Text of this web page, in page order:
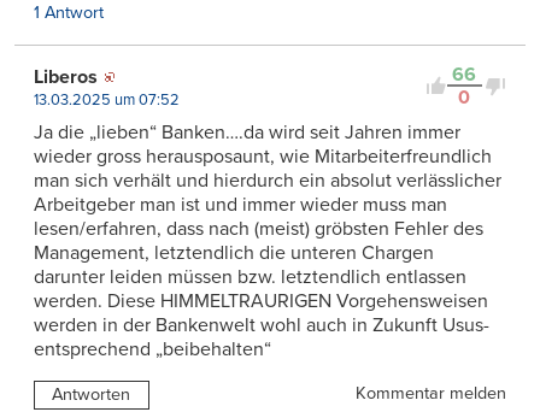
1 Antwort
66
0
Liberos
13.03.2025 um 07:52
Ja die „lieben“ Banken….da wird seit Jahren immer
wieder gross herausposaunt, wie Mitarbeiterfreundlich
man sich verhält und hierdurch ein absolut verlässlicher
Arbeitgeber man ist und immer wieder muss man
lesen/erfahren, dass nach (meist) gröbsten Fehler des
Management, letztendlich die unteren Chargen
darunter leiden müssen bzw. letztendlich entlassen
werden. Diese HIMMELTRAURIGEN Vorgehensweisen
werden in der Bankenwelt wohl auch in Zukunft Usus-
entsprechend „beibehalten“
Antworten Kommentar melden